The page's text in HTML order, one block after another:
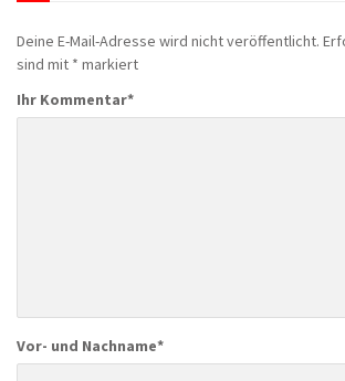
Deine E-Mail-Adresse wird nicht veröffentlicht.
sind mit * markiert
Ihr Kommentar*
Vor- und Nachname*